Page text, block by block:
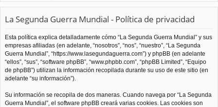
La Segunda Guerra Mundial - Política de privacidad
Esta política explica detalladamente cómo “La Segunda Guerra Mundial” y sus
empresas afiliadas (en adelante, “nosotros”, “nos”, “nuestro”, “La Segunda
Guerra Mundial”, “https://www.lasegundaguerra.com”) y phpBB (en adelante
“ellos”, “sus”, “software phpBB”, “www.phpbb.com”, “phpBB Limited”, “Equipo
de phpBB”) utilizan la información recopilada durante su uso de este sitio (en
adelante “su información”).
Su información se recopila de dos maneras. Cuando navega por “La Segunda
Guerra Mundial”, el software phpBB creará varias cookies. Las cookies son